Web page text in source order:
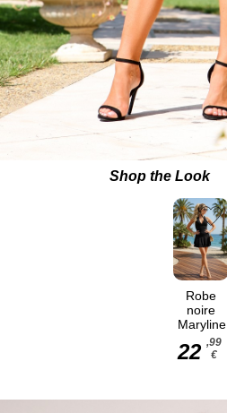
Shop the Look
Robe
noire
Maryline
22 ,99
€